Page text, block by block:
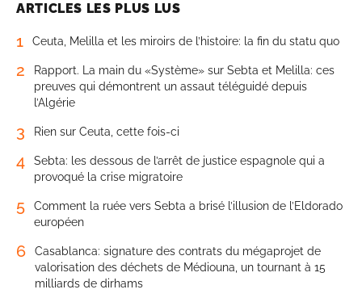
ARTICLES LES PLUS LUS
1 Ceuta, Melilla et les miroirs de l’histoire: la fin du statu quo
2
Rapport. La main du «Système» sur Sebta et Melilla: ces
preuves qui démontrent un assaut téléguidé depuis
l’Algérie
3 Rien sur Ceuta, cette fois-ci
4
Sebta: les dessous de l’arrêt de justice espagnole qui a
provoqué la crise migratoire
5
Comment la ruée vers Sebta a brisé l’illusion de l’Eldorado
européen
6
Casablanca: signature des contrats du mégaprojet de
valorisation des déchets de Médiouna, un tournant à 15
milliards de dirhams